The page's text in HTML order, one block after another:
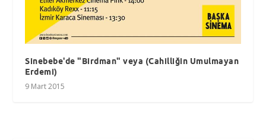
Sinebebe'de "Birdman" veya (Cahilliğin Umulmayan
Erdemi)
9 Mart 2015